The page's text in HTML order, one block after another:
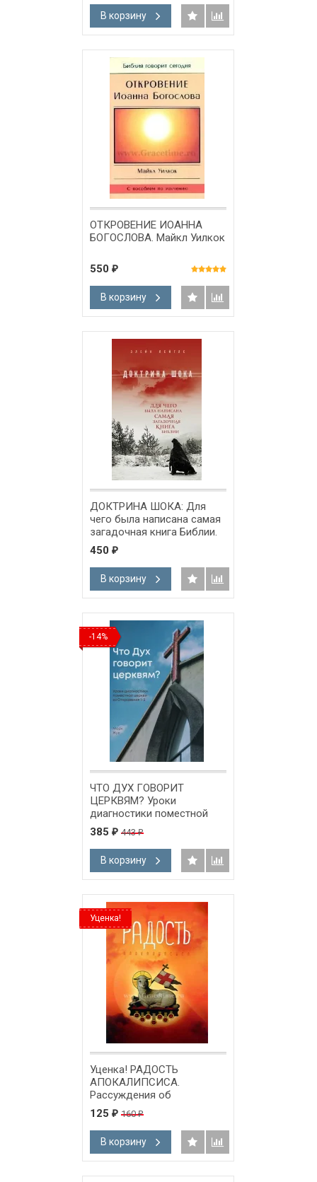
В корзину
ОТКРОВЕНИЕ ИОАННА
БОГОСЛОВА. Майкл Уилкок
550 ₽
В корзину
ДОКТРИНА ШОКА: Для
чего была написана самая
загадочная книга Библии.
Элейн Пейглс
450 ₽
В корзину
-14%
ЧТО ДУХ ГОВОРИТ
ЦЕРКВЯМ? Уроки
диагностики поместной
церкви из Откровения 1-3.
Марк Жук
385 ₽ 443₽
В корзину
Уценка!
Уценка! РАДОСТЬ
АПОКАЛИПСИСА.
Рассуждения об
Откровении. Сергей
Головин
125 ₽ 160₽
В корзину